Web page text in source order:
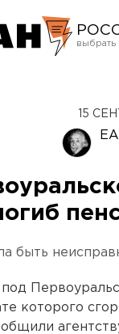
15
быть
которого